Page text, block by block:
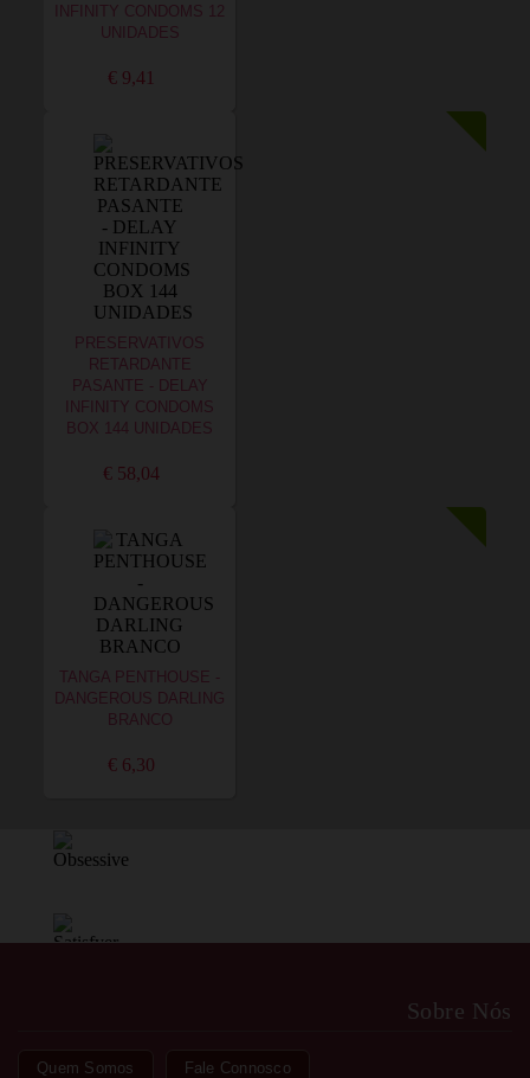
INFINITY CONDOMS 12
UNIDADES
€ 9,41
PRESERVATIVOS
RETARDANTE
PASANTE - DELAY
INFINITY CONDOMS
BOX 144 UNIDADES
€ 58,04
TANGA PENTHOUSE -
DANGEROUS DARLING
BRANCO
€ 6,30
Sobre Nós
Quem Somos Fale Connosco